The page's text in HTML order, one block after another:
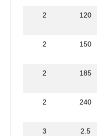
2 120
2 150
2 185
2 240
3 2.5